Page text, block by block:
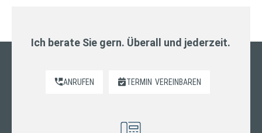
Ich berate Sie gern. Überall und jederzeit.
ANRUFEN TERMIN VEREINBAREN